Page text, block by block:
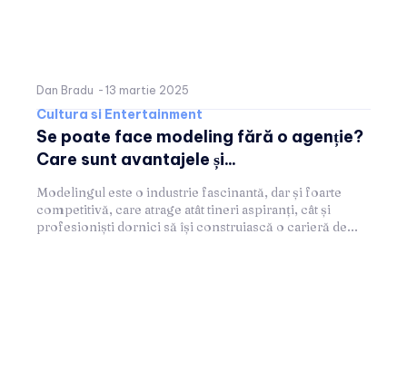
Dan Bradu - 13 martie 2025
Cultura si Entertainment
Se poate face modeling fără o agenție?
Care sunt avantajele și...
Modelingul este o industrie fascinantă, dar și foarte
competitivă, care atrage atât tineri aspiranți, cât și
profesioniști dornici să își construiască o carieră de...